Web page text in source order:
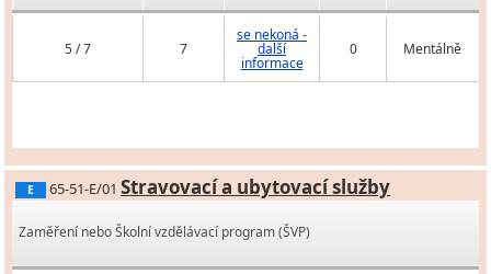
5 / 7 7
se nekoná -
další
informace
0 Mentálně
E 65-51-E/01 Stravovací a ubytovací služby
Zaměření nebo Školní vzdělávací program (ŠVP)